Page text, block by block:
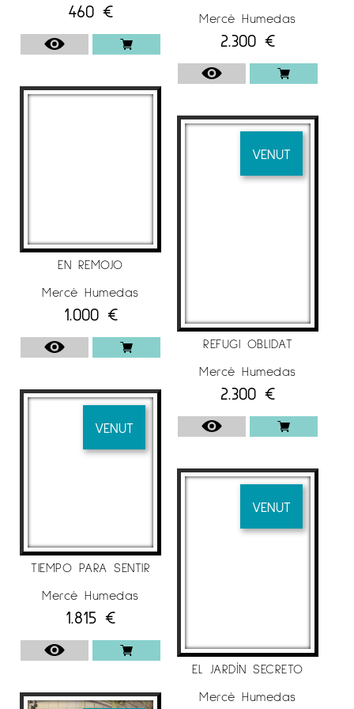
“27ARTistes CONFINAT’s”. Galería Espai G d’art,
Terrassa. Barcelona.
“XXIII Exposición Pequeño formato”. Galería
Benedito. Málaga.
2019 Exposición de Navidad. Espai G
“Pintar un cuento”. Galería Benedito. Málaga.
“XXII Exposición Pequeño formato”.
Galería Benedito. Málaga.
“Mujeres de Arte”. Espai Cavallers. Lérida.
Exposición de Primavera “Menines”. Castillo de
“El color de la medicina”. Galería Benedito.
XXI Exposición pequeño formato. Galería
Benedito. Málaga.
Estiu 18 Espai G d’Art, Terrassa. Barcelona.
La Casica Cool Art, Mieres. Gerona.
“Arquitectura real e imaginaria”. Galería
Benedito. Málaga.
Terrassa.
Cavallers. Lérida.
460 €
EN REMOJO
Mercè Humedas
1.000 €
VENUT
TIEMPO PARA SENTIR
Mercè Humedas
1.815 €
Mercè Humedas
2.300 €
VENUT
REFUGI OBLIDAT
Mercè Humedas
2.300 €
VENUT
EL JARDÍN SECRETO
Mercè Humedas